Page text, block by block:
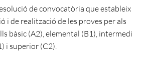
de convocatòria que estableix
i de realització de les proves per als
bàsic (A2), elemental (B1), intermedi
i superior (C2).